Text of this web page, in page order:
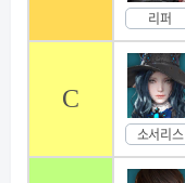
리퍼
C
소서리스